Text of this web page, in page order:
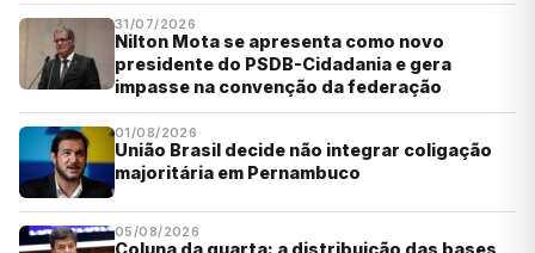
31/07/2026
Nilton Mota se apresenta como novo
presidente do PSDB-Cidadania e gera
impasse na convenção da federação
01/08/2026
União Brasil decide não integrar coligação
majoritária em Pernambuco
05/08/2026